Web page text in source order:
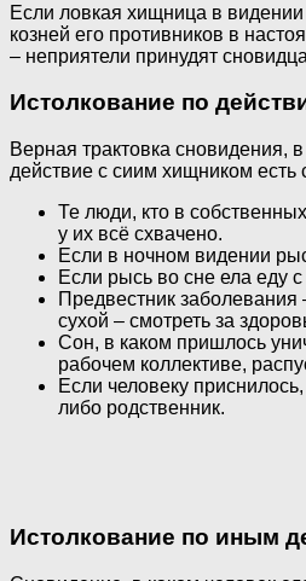
Если ловкая хищница в
козней его противников в
– неприятели принудят
Истолкование по
Верная трактовка сновидения,
действие с сиим хищником есть
Те люди, кто в
у их всё схвачено.
Если в ночном видении
Если рысь во сне ела еду
Предвестник заболевания
сухой – смотреть за
Сон, в каком пришлось
рабочем коллективе,
Если человеку
либо родственник.
Истолкование по иным